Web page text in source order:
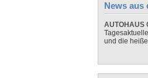
News aus
AUTOHAUS
und die